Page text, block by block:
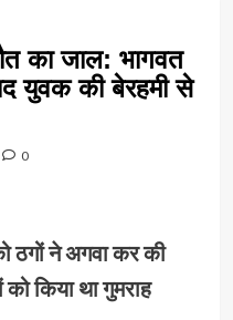
का जाल: भागवत
युवक की बेरहमी से
0
ठगों ने अगवा कर की
किया था गुमराह